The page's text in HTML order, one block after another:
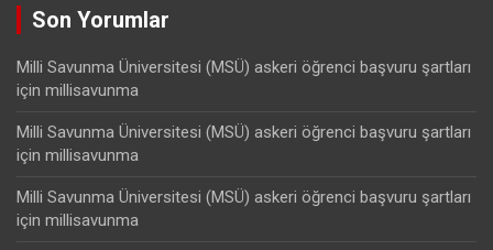
Son Yorumlar
Milli Savunma Üniversitesi (MSÜ) askeri öğrenci başvuru şartları
için millisavunma
Milli Savunma Üniversitesi (MSÜ) askeri öğrenci başvuru şartları
için millisavunma
Milli Savunma Üniversitesi (MSÜ) askeri öğrenci başvuru şartları
için millisavunma